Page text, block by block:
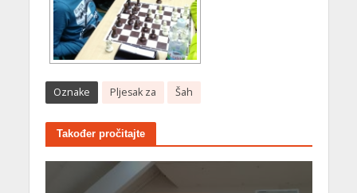
Oznake Pljesak za Šah
Također pročitajte